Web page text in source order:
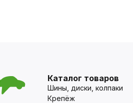
Каталог товаров
Шины, диски, колпаки
Крепёж